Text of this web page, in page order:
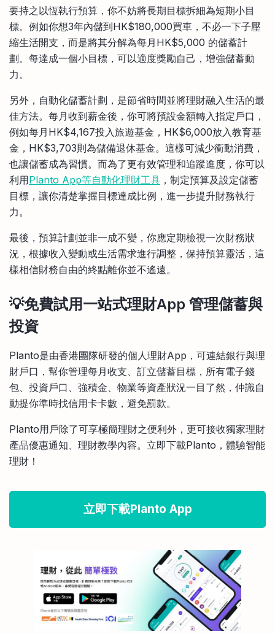
要持之以恆執行預算，你不妨將長期目標拆細為短期小目
標。例如你想3年內儲到HK$180,000買車，不必一下子壓
縮生活開支，而是將其分解為每月HK$5,000 的儲蓄計
劃。每達成一個小目標，可以適度獎勵自己，增強儲蓄動
力。
另外，自動化儲蓄計劃，是節省時間並將理財融入生活的最
佳方法。每月收到薪金後，你可將預設金額轉入指定戶口，
例如每月HK$4,167投入旅遊基金，HK$6,000放入教育基
金，HK$3,703則為儲備退休基金。這樣可減少衝動消費，
也讓儲蓄成為習慣。而為了更有效管理和追蹤進度，你可以
利用Planto App等自動化理財工具 ，制定預算及設定儲蓄
目標，讓你清楚掌握目標達成比例，進一步提升財務執行
力。
最後，預算計劃並非一成不變，你應定期檢視一次財務狀
況，根據收入變動或生活需求進行調整，保持預算靈活，這
樣相信財務自由的終點離你並不遙遠。
💡免費試用一站式理財App 管理儲蓄與
投資
Planto是由香港團隊研發的個人理財App，可連結銀行與理
財戶口，幫你管理每月收支、訂立儲蓄目標，所有電子錢
包、投資戶口、強積金、物業等資產狀況一目了然，仲識自
動提你準時找信用卡卡數，避免罰款。
Planto用戶除了可享極簡理財之便利外，更可接收獨家理財
產品優惠通知、理財教學內容。立即下載Planto，體驗智能
理財！
立即下載Planto App